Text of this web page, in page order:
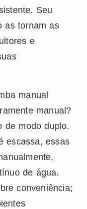
Seu
as tornam as
e
manual
manual?
de modo duplo.
escassa, essas
de água.
conveniência;